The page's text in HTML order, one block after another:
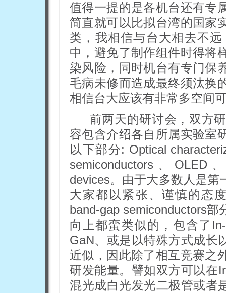
值得一提的是各机台还有专
简直就可以比拟台湾的国家
类，我相信与台大相去不
中，避免了制作组件时得将
染风险，同时机台有专门保
毛病未修而造成最终须汰换
相信台大应该有非常多空间
前两天的研讨会，双方
容包含介绍各自所属实验室
以下部分: Optical
semiconductors、OLED
devices。由于大多数人是
大家都以紧张、谨慎的态
band-gap semiconductors
向上都蛮类似的，包含了
GaN、或是以特殊方式成长
近似，因此除了相互竞赛之
研发能量。譬如双方可以在
混光成白光发光二极管或者